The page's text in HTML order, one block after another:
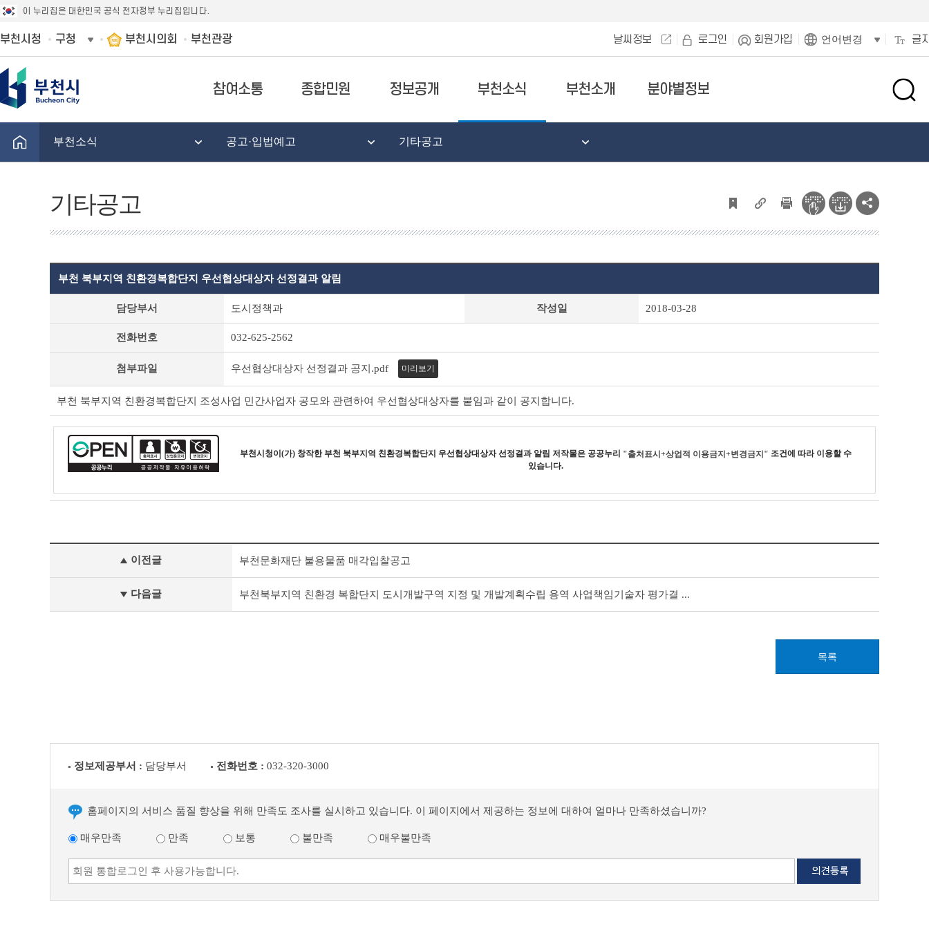
이 누리집은 대한민국 공식 전자정부 누리집입니다.
부천시청 구청 부천시의회 부천관광 날씨정보 로그인 회원가입 언어변경 글
참여소통 종합민원 정보공개 부천소식 부천소개 분야별정보
검
창
부천소식 공고·입법예고 기타공고
기타공고
상
테
이
부천 북부지역 친환경복합단지 우선협상대상자 선정결과 알림
담당부서 도시정책과 작성일 2018-03-28
전화번호 032-625-2562
첨부파일 우선협상대상자 선정결과 공지.pdf 미리보기
부천 북부지역 친환경복합단지 조성사업 민간사업자 공모와 관련하여 우선협상대상자를 붙임과 같이 공지합니다.
부천시청이(가) 창작한 부천 북부지역 친환경복합단지 우선협상대상자 선정결과 알림 저작물은 공공누리 "출처표시+상업적 이용금지+변경금지" 조건에 따라 이용할 수
있습니다.
공
전
이전글 부천문화재단 불용물품 매각입찰공고
다음글 부천북부지역 친환경 복합단지 도시개발구역 지정 및 개발계획수립 용역 사업책임기술자 평가결 ...
목록
정보제공부서 : 담당부서 전화번호 : 032-320-3000
홈페이지의 서비스 품질 향상을 위해 만족도 조사를 실시하고 있습니다. 이 페이지에서 제공하는 정보에 대하여 얼마나 만족하셨습니까?
매우만족 만족 보통 불만족 매우불만족